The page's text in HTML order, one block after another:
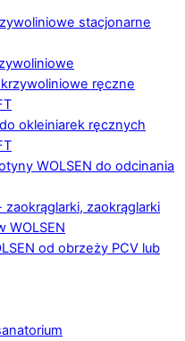
stacjonarne
ręczne
okleiniarek ręcznych
WOLSEN do odcinania
zaokrąglarki, zaokrąglarki
WOLSEN
od obrzeży PCV lub